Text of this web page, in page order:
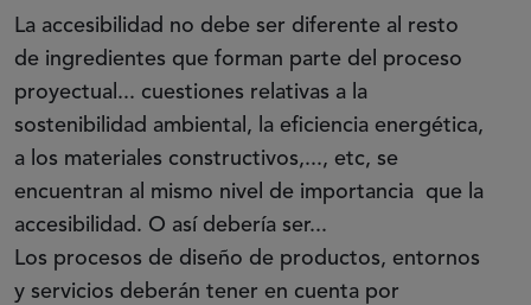
La accesibilidad no debe ser diferente al resto
de ingredientes que forman parte del proceso
proyectual... cuestiones relativas a la
sostenibilidad ambiental, la eficiencia energética,
a los materiales constructivos,..., etc, se
encuentran al mismo nivel de importancia que la
accesibilidad. O así debería ser...
Los procesos de diseño de productos, entornos
y servicios deberán tener en cuenta por